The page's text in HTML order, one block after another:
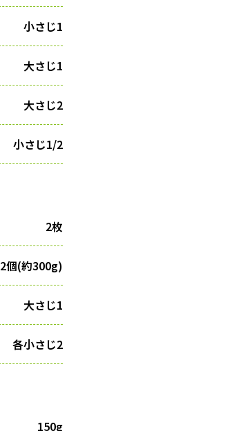
小さじ1
大さじ1
大さじ2
小さじ1/2
2枚
2個(約300g)
大さじ1
各小さじ2
150g